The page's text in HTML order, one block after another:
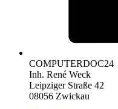
COMPUTERDOC24
Inh. René Weck
Leipziger Straße 42
08056 Zwickau